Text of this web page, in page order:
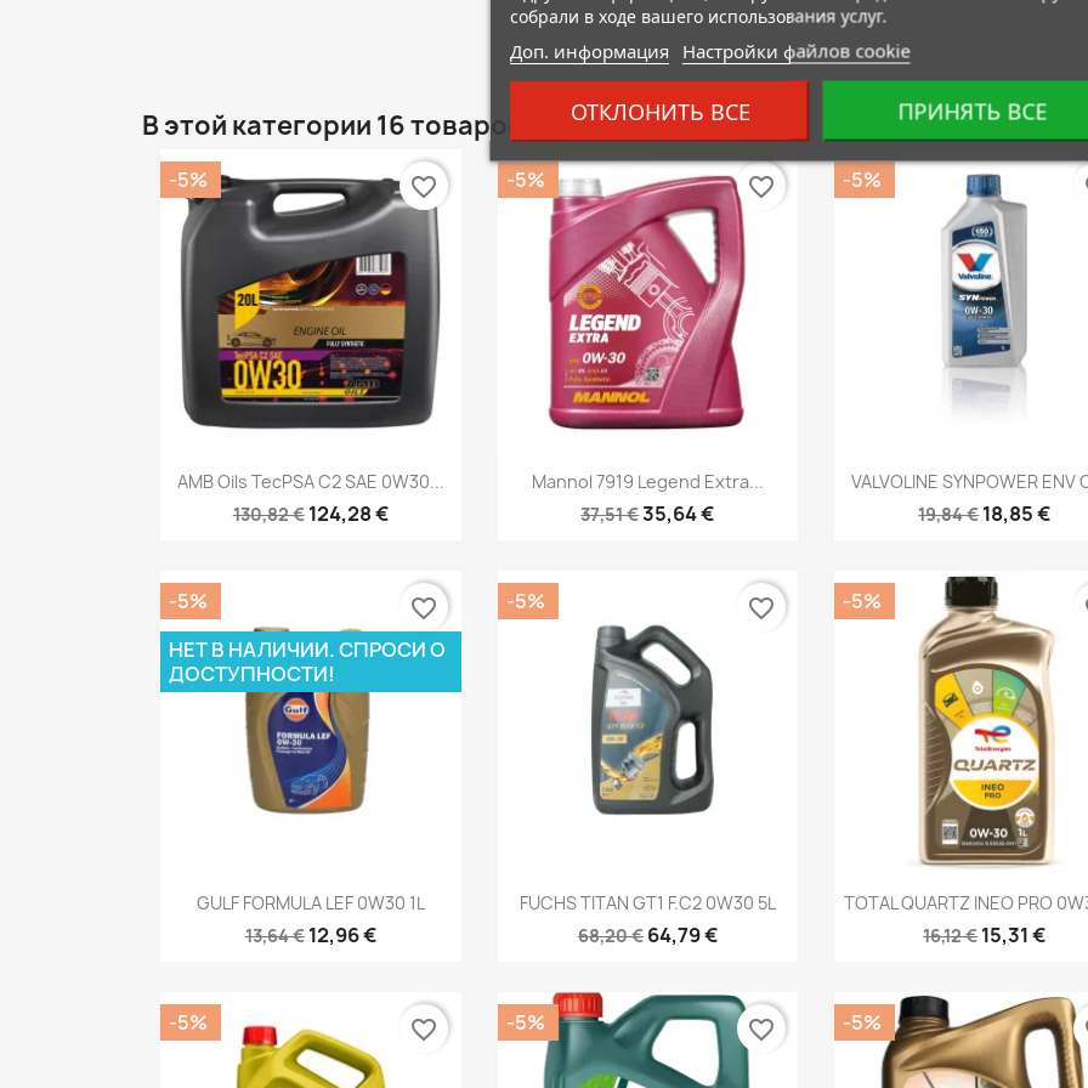
В этой категории 16 товаров:
Быстрый просмотр
AMB Oils TecPSA C2 SAE 0W30...
130,82 € 124,28 €
-5% favorite_border
Быстрый просмотр
Mannol 7919 Legend Extra...
37,51 €35,64 €
-5% favorite_border
 Быстрый
VALVOLINE SYNPOWER ENV
19,84 €18,85 €
-5%
Быстрый просмотр
GULF FORMULA LEF 0W30 1L
13,64 € 12,96 €
-5%
НЕТ В НАЛИЧИИ. СПРОСИ О
ДОСТУПНОСТИ!
favorite_border
Быстрый просмотр
FUCHS TITAN GT1 F.C2 0W30 5L
68,20 € 64,79 €
-5% favorite_border
Быстрый
TOTAL QUARTZ INEO PRO
16,12 €15,31 €
-5%
-5% favorite_border -5% favorite_border -5%
собрали в ходе вашего использования услуг.
Доп. информация Настройки файлов cookie
ОТКЛОНИТЬ ВСЕ ПРИНЯТЬ ВСЕ